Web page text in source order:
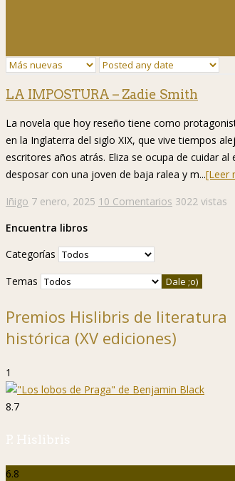
LA IMPOSTURA – Zadie Smith
La novela que hoy reseño tiene como
en la Inglaterra del siglo XIX, que vive tiempos
escritores años atrás. Eliza se ocupa de cuidar
desposar con una joven de baja ralea y m...[Leer
Iñigo 7 enero, 2025 10 Comentarios 3022 vistas
Encuentra libros
Categorías
Temas
Premios Hislibris de literatura
histórica (XV ediciones)
1
8.7
P. Hislibris
6.8